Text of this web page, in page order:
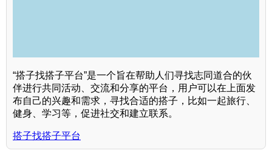
“搭子找搭子平台”是一个旨在帮助人们寻找志同道合的伙
伴进行共同活动、交流和分享的平台，用户可以在上面发
布自己的兴趣和需求，寻找合适的搭子，比如一起旅行、
健身、学习等，促进社交和建立联系。
搭子找搭子平台